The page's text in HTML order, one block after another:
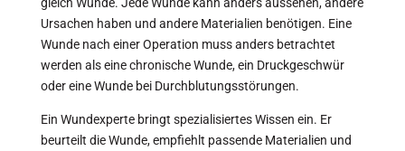
Ursachen haben und andere Materialien benötigen. Eine
Wunde nach einer Operation muss anders betrachtet
werden als eine chronische Wunde, ein Druckgeschwür
oder eine Wunde bei Durchblutungsstörungen.
Ein Wundexperte bringt spezialisiertes Wissen ein. Er
beurteilt die Wunde, empfiehlt passende Materialien und